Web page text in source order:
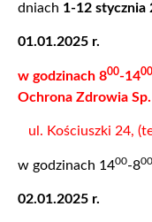
dniach 1-12 stycznia
01.01.2025 r.
w godzinach 800-1400
Ochrona Zdrowia Sp.
ul. Kościuszki 24,
w godzinach 1400-800
02.01.2025 r.